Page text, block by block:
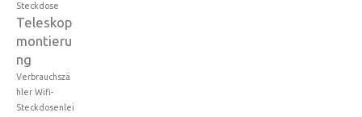
Steckdose
Teleskop
montieru
ng
Verbrauchszä
hler Wifi-
Steckdosenlei